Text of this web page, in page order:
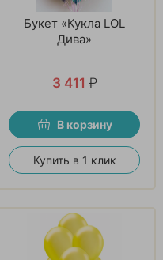
Букет «Кукла LOL
Дива»
3 411 ₽
В корзину
Купить в 1 клик